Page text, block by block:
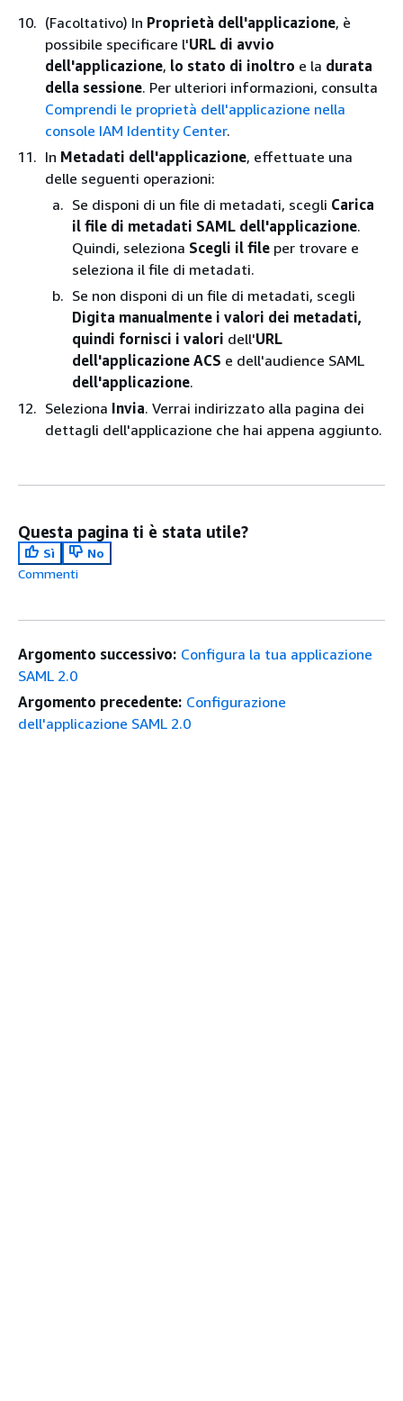
(Facoltativo) In Proprietà dell'applicazione, è
possibile specificare l'URL di avvio
dell'applicazione, lo stato di inoltro e la durata
della sessione. Per ulteriori informazioni, consulta
Comprendi le proprietà dell'applicazione nella
console IAM Identity Center.
In Metadati dell'applicazione, effettuate una
delle seguenti operazioni:
Se disponi di un file di metadati, scegli Carica
il file di metadati SAML dell'applicazione.
Quindi, seleziona Scegli il file per trovare e
seleziona il file di metadati.
Se non disponi di un file di metadati, scegli
Digita manualmente i valori dei metadati,
quindi fornisci i valori dell'URL
dell'applicazione ACS e dell'audience SAML
dell'applicazione.
Seleziona Invia. Verrai indirizzato alla pagina dei
dettagli dell'applicazione che hai appena aggiunto.
Questa pagina ti è stata utile?
Sì
No
Commenti
Argomento successivo: Configura la tua applicazione
SAML 2.0
Argomento precedente: Configurazione
dell'applicazione SAML 2.0